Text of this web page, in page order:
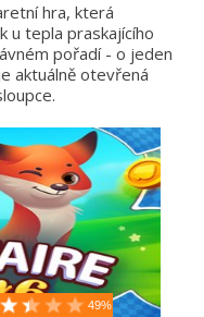
hra, která
u tepla praskajícího
pořadí - o jeden
aktuálně otevřená
49%